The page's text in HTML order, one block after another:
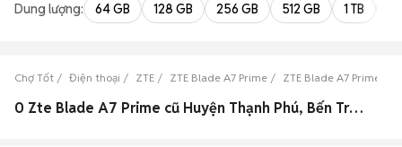
Dung lượng: 64 GB 128 GB 256 GB 512 GB 1 TB
Chợ Tốt Điện thoại ZTE ZTE Blade A7 Prime ZTE Blade A7 Prime
0 Zte Blade A7 Prime cũ Huyện Thạnh Phú, Bến Tre đẹp